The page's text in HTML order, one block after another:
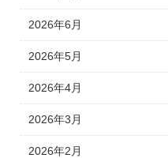
2026年6月
2026年5月
2026年4月
2026年3月
2026年2月